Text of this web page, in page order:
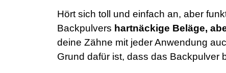
Hört sich toll und einfach an, aber
Backpulvers hartnäckige Beläge,
deine Zähne mit jeder Anwendung
Grund dafür ist, dass das Backpulver